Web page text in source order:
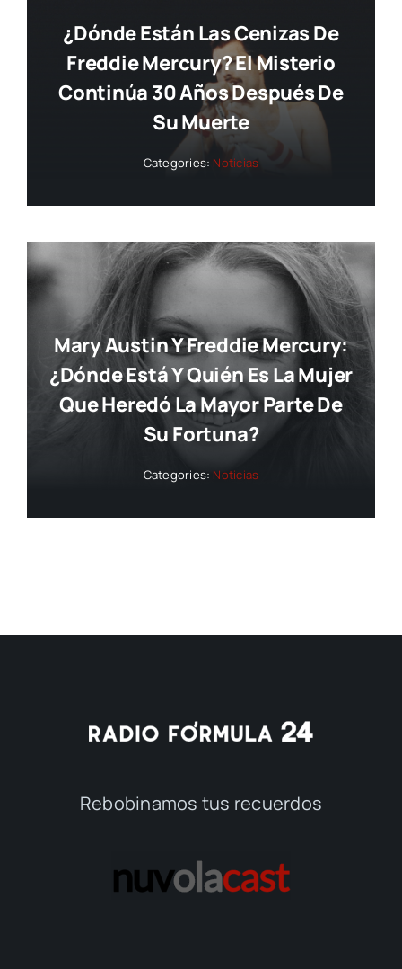
¿Dónde Están Las Cenizas De
Freddie Mercury? El Misterio
Continúa 30 Años Después De
Su Muerte
Categories: Noticias
Mary Austin Y Freddie Mercury:
¿dónde Está Y Quién Es La Mujer
Que Heredó La Mayor Parte De
Su Fortuna?
Categories: Noticias
Rebobinamos tus recuerdos